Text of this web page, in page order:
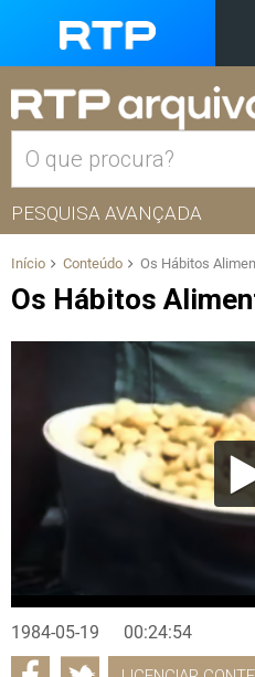
PESQUISA AVANÇADA
Início Conteúdo Os Hábitos
Os Hábitos
1984-05-19 00:24:54